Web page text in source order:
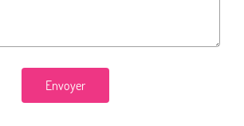
Envoyer